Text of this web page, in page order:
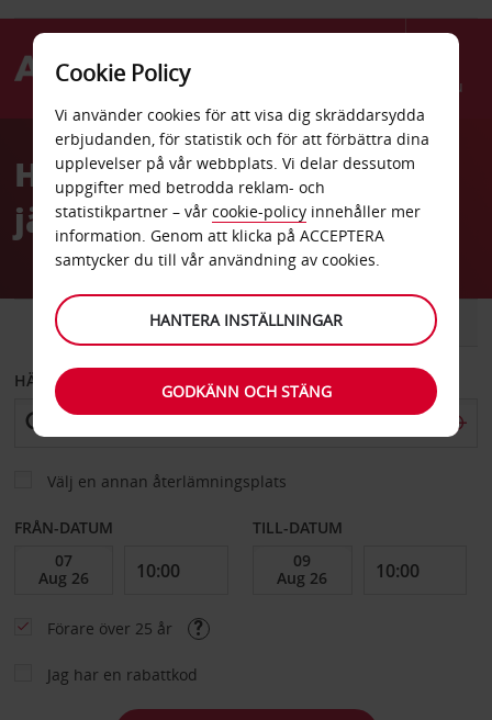
Menu
AvisHyrbil Lyon Perrache
järnvägsstation
SKÅPBIL
HÄMTA FRÅN
Välj en annan återlämningsplats
FRÅN-DATUM TILL-DATUM
Förare över 25 år
Jag har en rabattkod
Cookie Policy
Vi använder cookies för att visa dig skräddarsydda
erbjudanden, för statistik och för att förbättra dina
upplevelser på vår webbplats. Vi delar dessutom
uppgifter med betrodda reklam- och
statistikpartner – vår cookie-policy innehåller mer
information. Genom att klicka på ACCEPTERA
samtycker du till vår användning av cookies.
HANTERA INSTÄLLNINGAR
GODKÄNN OCH STÄNG